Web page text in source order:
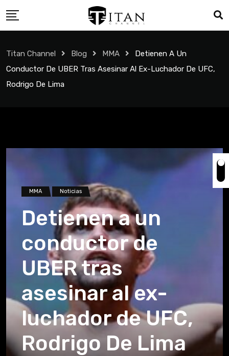
Titan Channel Blog MMA
Detienen A Un
Conductor De UBER Tras Asesinar Al Ex-Luchador De UFC,
Rodrigo De Lima
MMA Noticias
Detienen a un
conductor de
UBER tras
asesinar al ex-
luchador de UFC,
Rodrigo De Lima